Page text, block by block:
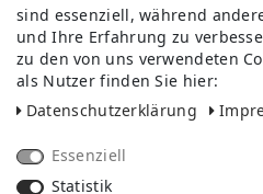
sind essenziell, während
und Ihre Erfahrung zu
zu den von uns verwendeten
als Nutzer finden Sie hier:
Daten­schutz­erklärung
Essenziell
Statistik